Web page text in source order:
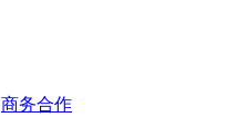
商务合作